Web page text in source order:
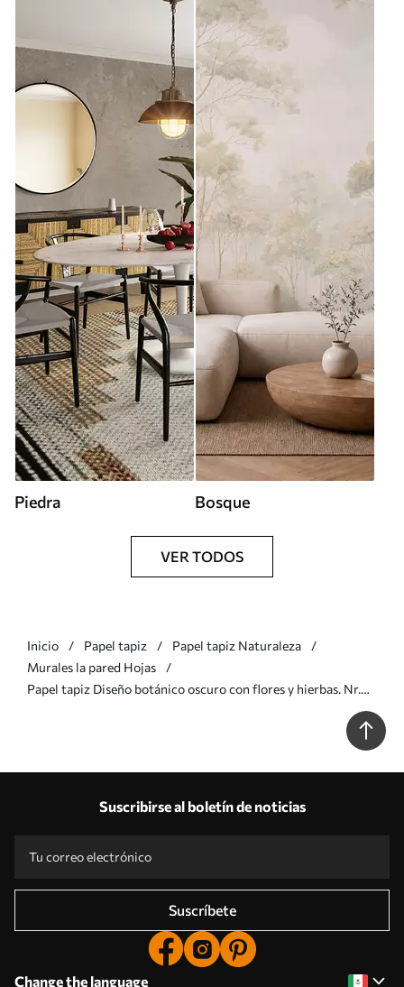
Piedra Bosque
VER TODOS
Inicio Papel tapiz
Papel tapiz Naturaleza
Murales la pared Hojas
Papel tapiz Diseño botánico oscuro con flores y hierbas. Nr.
Suscribirse al boletín de noticias
Suscríbete
Change the language